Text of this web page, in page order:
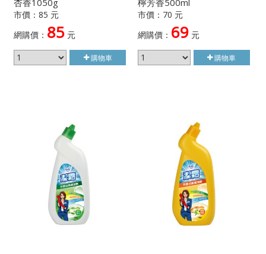
市價：85 元
網購價： 85 元
購物車
市價：70 元
網購價： 69元
購物車